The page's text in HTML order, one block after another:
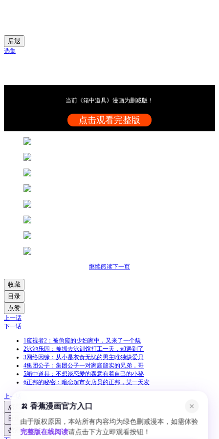
后退
选集
当前《箱中道具》漫画为删减版！
点击观看完整版
继续阅读下一页
收藏
目录
点赞
上一话
下一话
1窥视者2：被偷窥的少妇家中，又来了一个貌
2泳池乐园：被抓去泳训馆打工一天，却遇到了
3网络因缘：从小是衣食无忧的男主唯独缺爱只
4集团公子：集团公子一对家庭殷实的兄弟，哥
5箱中道具：不想谈恋爱的泰意有着自己的小秘
6正邦的秘密：暗恋超市女店员的正邦，某一天发
上一话
点赞
目录
收藏
🍌 香蕉漫画官方入口 ✕
由于版权原因，本站所有内容均为绿色删减漫本，如需体验
完整版在线阅读请点击下方立即观看按钮！